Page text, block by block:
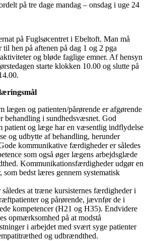
på tre dage mandag – onsdag i uge 24
på Fuglsøcentret i Ebeltoft. Man må
til hen på aftenen på dag 1 og 2 pga
og bløde faglige emner. Af hensyn
starte klokken 10.00 og slutte på
lægen og patienten/pårørende er afgørende
behandling i sundhedsvæsnet. God
patient og læge har en væsentlig indflydelse
og udbytte af behandling, herunder
kommunikative færdigheder er således
som også øger lægens arbejdsglæde
Kommunikationsfærdigheder udgør en
som bedst læres gennem systematisk
således at træne kursisternes færdigheder i
og pårørende, jævnfør de i
kompetencer (H21 og H35). Endvidere
opmærksomhed på at modstå
i arbejdet med svært syge patienter
og udbrændthed.